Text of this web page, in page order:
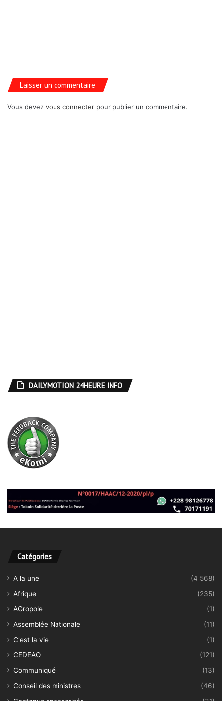
Laisser un commentaire
Vous devez vous connecter pour publier un commentaire.
DAILYMOTION 24HEURE INFO
Catégories
A la une
(4 568)
Afrique
(235)
AGropole
(1)
Assemblée Nationale
(11)
C'est la vie
(1)
CEDEAO
(121)
Communiqué
(13)
Conseil des ministres
(46)